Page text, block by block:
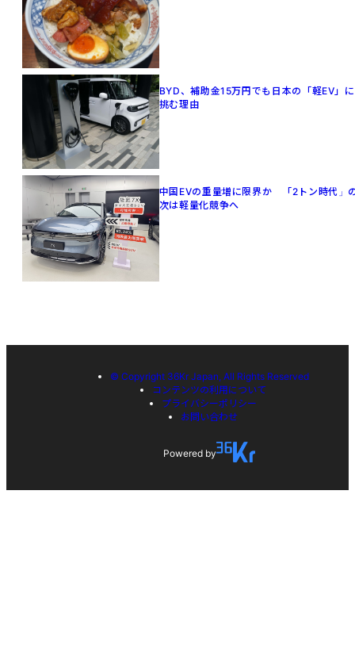
BYD、補助金15万円でも日本の「軽EV」に
挑む理由
中国EVの重量増に限界か 「2トン時代」
次は軽量化競争へ
© Copyright 36Kr Japan, All Rights Reserved
コンテンツの利用について
プライバシーポリシー
お問い合わせ
Powered by